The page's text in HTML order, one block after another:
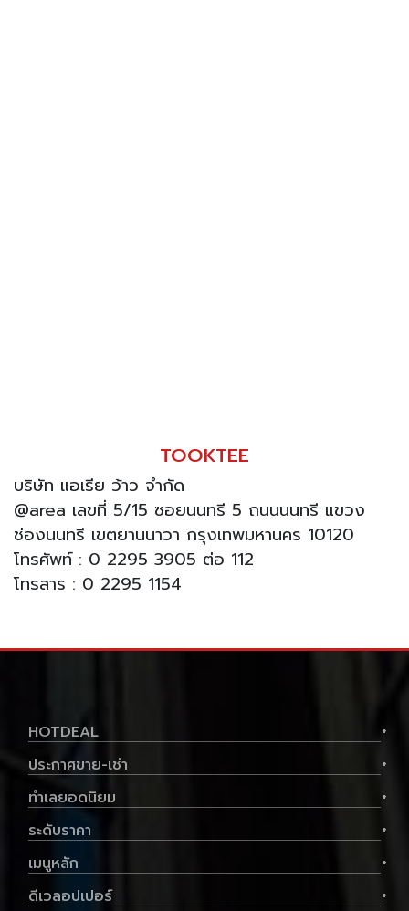
TOOKTEE
บริษัท แอเรีย ว้าว จำกัด
@area เลขที่ 5/15 ซอยนนทรี 5 ถนนนนทรี แขวง
ช่องนนทรี เขตยานนาวา กรุงเทพมหานคร 10120
โทรศัพท์ : 0 2295 3905 ต่อ 112
โทรสาร : 0 2295 1154
HOTDEAL +
ประกาศขาย-เช่า +
ทำเลยอดนิยม +
ระดับราคา +
เมนูหลัก +
ดีเวลอปเปอร์ +